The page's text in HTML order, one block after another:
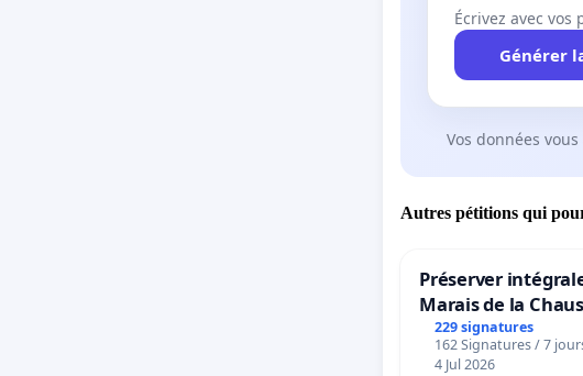
Écrivez avec
Générer
Vos données
Autres pétitions qui
Préserver
Marais de la
229 signatures
162 Signatures / 7
4 Jul 2026